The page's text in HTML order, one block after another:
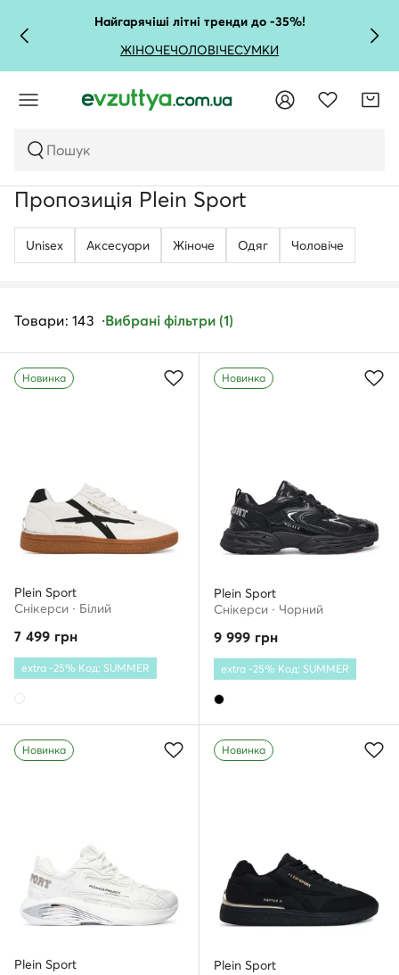
Найгарячіші літні тренди до -35%!
ЖІНОЧЕЧОЛОВІЧЕСУМКИ
Пошук
Пропозиція Plein Sport
Unisex Аксесуари Жіноче Одяг Чоловічe
Товари: 143 Вибрані фільтри (1)
Новинка
Plein Sport
Снікерcи · Білий
7 499 грн
extra -25% Код: SUMMER
Новинка
Plein Sport
Снікерcи · Чорний
9 999 грн
extra -25% Код: SUMMER
Новинка
Plein Sport
Новинка
Plein Sport